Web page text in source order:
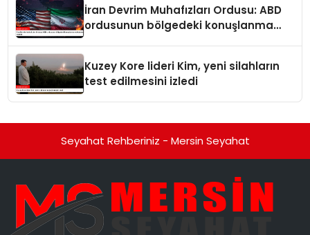
İran Devrim Muhafızları Ordusu: ABD
ordusunun bölgedeki konuşlanma
Kuzey Kore lideri Kim, yeni silahların
test edilmesini izledi
Seyahat Rehberiniz - Mersin Seyahat